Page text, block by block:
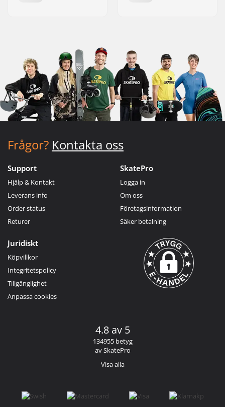
Frågor? Kontakta oss
Support
Hjälp & Kontakt
Leverans info
Order status
Returer
SkatePro
Logga in
Om oss
Företagsinformation
Säker betalning
Juridiskt
Köpvillkor
Integritetspolicy
Tillgänglighet
Anpassa cookies
4.8 av 5
134955 betyg
av SkatePro
Visa alla